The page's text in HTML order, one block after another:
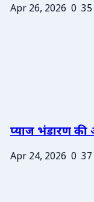
Apr 26, 2026 0 35
प्याज भंडारण
Apr 24, 2026 0 37